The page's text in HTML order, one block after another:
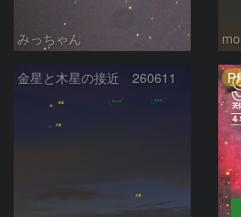
みっちゃん
金星と木星の接近 260611